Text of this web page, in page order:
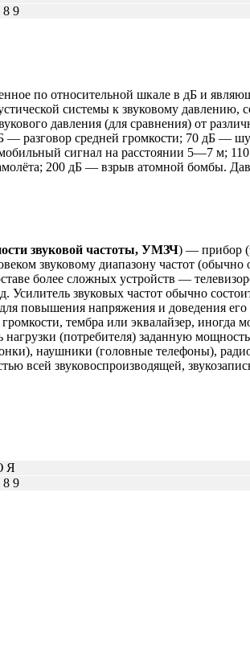
8 9
по относительной шкале в дБ и
системы к звуковому давлению,
давления (для сравнения) от
разговор средней громкости; 70 дБ
сигнал на расстоянии 5—7 м;
200 дБ — взрыв атомной бомбы.
звуковой частоты, УМЗЧ) — прибор
звуковому диапазону частот
более сложных устройств —
звуковых частот обычно
повышения напряжения и доведения
тембра или эквалайзер, иногда
(потребителя) заданную
наушники (головные телефоны),
всей звуковоспроизводящей,
Я
8 9